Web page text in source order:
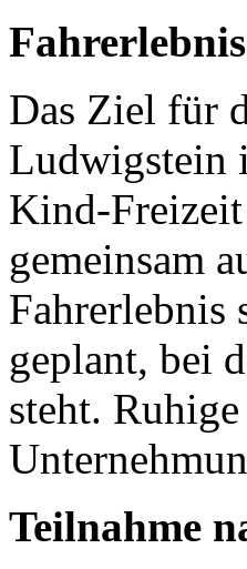
Das Ziel für
Ludwigstein
Kind-
gemeinsam
Fahrerlebnis
geplant, bei
steht.
Teilnahme